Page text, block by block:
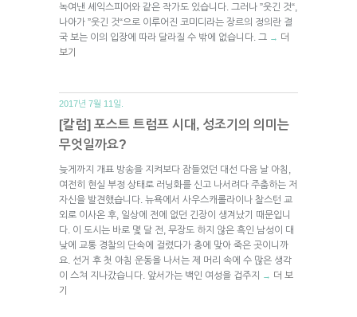
녹여낸 셰익스피어와 같은 작가도 있습니다. 그러나 ”웃긴 것“,
나아가 ”웃긴 것“으로 이루어진 코미디라는 장르의 정의란 결
국 보는 이의 입장에 따라 달라질 수 밖에 없습니다. 그 → 더
보기
2017년 7월 11일.
[칼럼] 포스트 트럼프 시대, 성조기의 의미는
무엇일까요?
늦게까지 개표 방송을 지켜보다 잠들었던 대선 다음 날 아침,
여전히 현실 부정 상태로 러닝화를 신고 나서려다 주춤하는 저
자신을 발견했습니다. 뉴욕에서 사우스캐롤라이나 찰스턴 교
외로 이사온 후, 일상에 전에 없던 긴장이 생겨났기 때문입니
다. 이 도시는 바로 몇 달 전, 무장도 하지 않은 흑인 남성이 대
낮에 교통 경찰의 단속에 걸렸다가 총에 맞아 죽은 곳이니까
요. 선거 후 첫 아침 운동을 나서는 제 머리 속에 수 많은 생각
이 스쳐 지나갔습니다. 앞서가는 백인 여성을 겁주지
→ 더 보
기